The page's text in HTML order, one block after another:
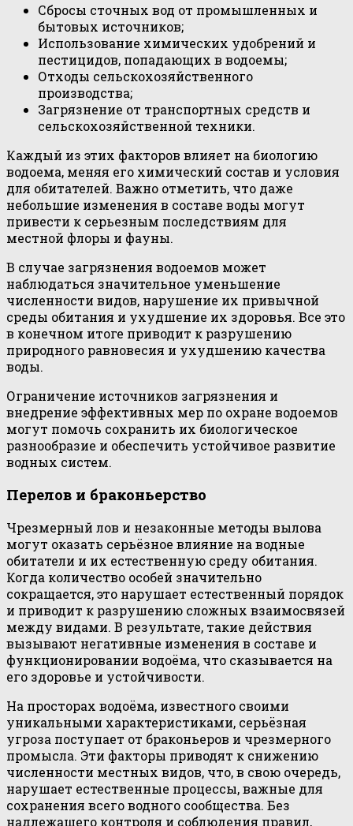
Сбросы сточных вод от промышленных и
бытовых источников;
Использование химических удобрений и
пестицидов, попадающих в водоемы;
Отходы сельскохозяйственного
производства;
Загрязнение от транспортных средств и
сельскохозяйственной техники.
Каждый из этих факторов влияет на биологию
водоема, меняя его химический состав и условия
для обитателей. Важно отметить, что даже
небольшие изменения в составе воды могут
привести к серьезным последствиям для
местной флоры и фауны.
В случае загрязнения водоемов может
наблюдаться значительное уменьшение
численности видов, нарушение их привычной
среды обитания и ухудшение их здоровья. Все это
в конечном итоге приводит к разрушению
природного равновесия и ухудшению качества
воды.
Ограничение источников загрязнения и
внедрение эффективных мер по охране водоемов
могут помочь сохранить их биологическое
разнообразие и обеспечить устойчивое развитие
водных систем.
Перелов и браконьерство
Чрезмерный лов и незаконные методы вылова
могут оказать серьёзное влияние на водные
обитатели и их естественную среду обитания.
Когда количество особей значительно
сокращается, это нарушает естественный порядок
и приводит к разрушению сложных взаимосвязей
между видами. В результате, такие действия
вызывают негативные изменения в составе и
функционировании водоёма, что сказывается на
его здоровье и устойчивости.
На просторах водоёма, известного своими
уникальными характеристиками, серьёзная
угроза поступает от браконьеров и чрезмерного
промысла. Эти факторы приводят к снижению
численности местных видов, что, в свою очередь,
нарушает естественные процессы, важные для
сохранения всего водного сообщества. Без
надлежащего контроля и соблюдения правил,